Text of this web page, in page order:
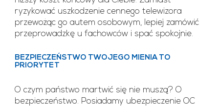
ryzykować uszkodzenie cennego telewizora
przewożąc go autem osobowym, lepiej zamówić
przeprowadzkę u fachowców i spać spokojnie.
BEZPIECZEŃSTWO TWOJEGO MIENIA TO
PRIORYTET
O czym państwo martwić się nie muszą? O
bezpieczeństwo. Posiadamy ubezpieczenie OC